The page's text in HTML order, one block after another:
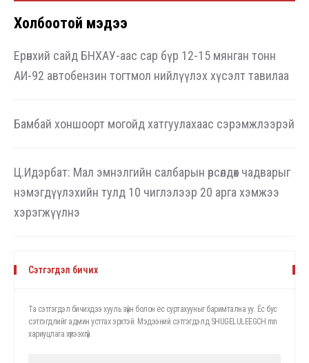
Холбоотой мэдээ
Ерөнхий сайд БНХАУ-аас сар бүр 12-15 мянган тонн
АИ-92 автобензин тогтмол нийлүүлэх хүсэлт тавилаа
Бамбай хоншоорт могойд хатгуулахаас сэрэмжлээрэй
Ц.Идэрбат: Мал эмнэлгийн салбарын өрсөлдөх чадварыг
нэмэгдүүлэхийн тулд 10 чиглэлээр 20 арга хэмжээ
хэрэгжүүлнэ
Сэтгэгдэл бичих
Та сэтгэгдэл бичихдээ хууль зүйн болон ёс суртахууныг баримтална уу. Ёс бус
сэтгэгдлийг админ устгах эрхтэй. Мэдээний сэтгэгдэлд SHUGELULEEGCH.mn
хариуцлага хүлээхгүй.